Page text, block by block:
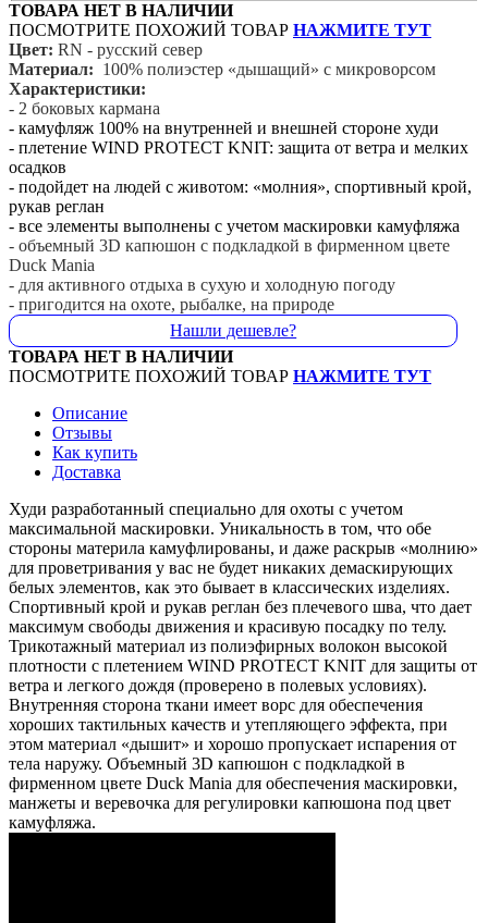
ТОВАРА НЕТ В НАЛИЧИИ
ПОСМОТРИТЕ ПОХОЖИЙ ТОВАР НАЖМИТЕ ТУТ
Цвет: RN - русский север
Материал: 100% полиэстер «дышащий» с микроворсом
Характеристики:
- 2 боковых кармана
- камуфляж 100% на внутренней и внешней стороне худи
- плетение WIND PROTECT KNIT: защита от ветра и мелких
осадков
- подойдет на людей с животом: «молния», спортивный крой,
рукав реглан
- все элементы выполнены с учетом маскировки камуфляжа
- объемный 3D капюшон с подкладкой в фирменном цвете
Duck Mania
- для активного отдыха в сухую и холодную погоду
- пригодится на охоте, рыбалке, на природе
Нашли дешевле?
ТОВАРА НЕТ В НАЛИЧИИ
ПОСМОТРИТЕ ПОХОЖИЙ ТОВАР НАЖМИТЕ ТУТ
Описание
Отзывы
Как купить
Доставка
Худи разработанный специально для охоты с учетом
максимальной маскировки. Уникальность в том, что обе
стороны материла камуфлированы, и даже раскрыв «молнию»
для проветривания у вас не будет никаких демаскирующих
белых элементов, как это бывает в классических изделиях.
Спортивный крой и рукав реглан без плечевого шва, что дает
максимум свободы движения и красивую посадку по телу.
Трикотажный материал из полиэфирных волокон высокой
плотности с плетением WIND PROTECT KNIT для защиты от
ветра и легкого дождя (проверено в полевых условиях).
Внутренняя сторона ткани имеет ворс для обеспечения
хороших тактильных качеств и утепляющего эффекта, при
этом материал «дышит» и хорошо пропускает испарения от
тела наружу. Объемный 3D капюшон с подкладкой в
фирменном цвете Duck Mania для обеспечения маскировки,
манжеты и веревочка для регулировки капюшона под цвет
камуфляжа.